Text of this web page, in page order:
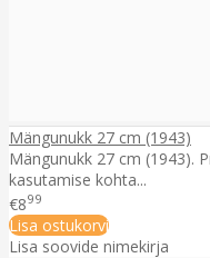
Mängunukk 27 cm (1943)
Mängunukk 27 cm (1943).
kasutamise kohta...
€899
Lisa ostukorvi
Lisa soovide nimekirja